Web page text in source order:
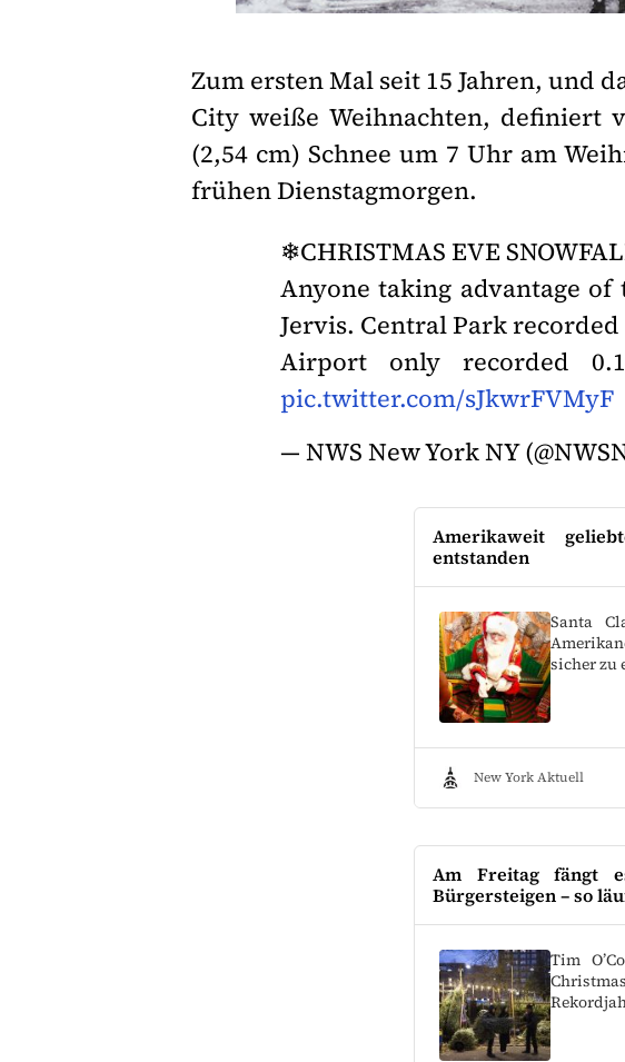
Zum ersten Mal seit 15 Jahren, und
City weiße Weihnachten, definiert
(2,54 cm) Schnee um 7 Uhr am
frühen Dienstagmorgen.
❄CHRISTMAS EVE
Anyone taking advantage
Jervis. Central Park
Airport only recorded
pic.twitter.com/sJkwrFVMyF
— NWS New York NY
Amerikaweit
entstanden
Santa
sicher zu
New York Aktuell
Am Freitag fängt
Bürgersteigen – so
Tim